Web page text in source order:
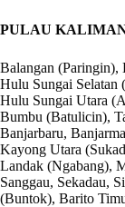
PULAU
Balangan (Paringin),
Hulu Sungai Selatan
Hulu Sungai Utara
Bumbu (Batulicin),
Banjarbaru,
Kayong Utara
Landak (Ngabang),
Sanggau, Sekadau,
(Buntok), Barito